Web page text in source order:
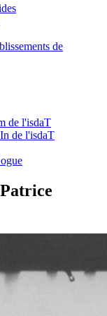
de